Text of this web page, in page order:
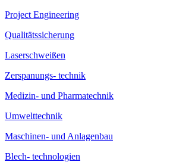
Project Engineering
Qualitätssicherung
Laserschweißen
Zerspanungs- technik
Medizin- und Pharmatechnik
Umwelttechnik
Maschinen- und Anlagenbau
Blech- technologien